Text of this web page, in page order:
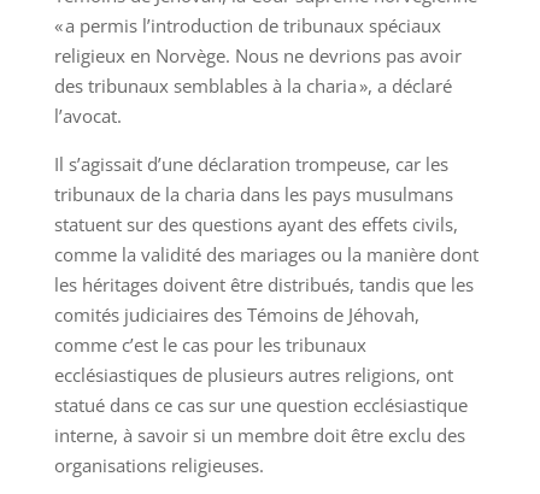
« a permis l’introduction de tribunaux spéciaux
religieux en Norvège. Nous ne devrions pas avoir
des tribunaux semblables à la charia », a déclaré
l’avocat.
Il s’agissait d’une déclaration trompeuse, car les
tribunaux de la charia dans les pays musulmans
statuent sur des questions ayant des effets civils,
comme la validité des mariages ou la manière dont
les héritages doivent être distribués, tandis que les
comités judiciaires des Témoins de Jéhovah,
comme c’est le cas pour les tribunaux
ecclésiastiques de plusieurs autres religions, ont
statué dans ce cas sur une question ecclésiastique
interne, à savoir si un membre doit être exclu des
organisations religieuses.